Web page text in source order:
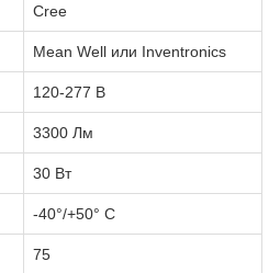
Сree
Mean Well или Inventronics
120-277 В
3300 Лм
30 Вт
-40°/+50° С
75